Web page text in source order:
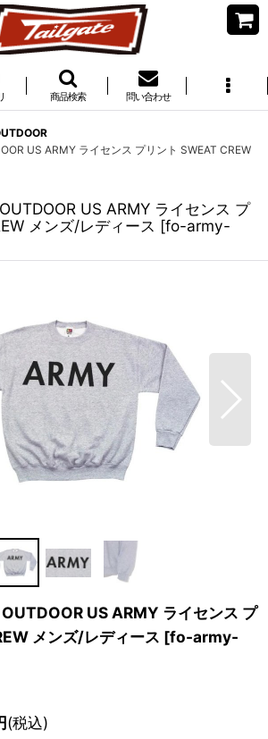
商品検索 問い合わせ
US ARMY ライセンス プリント SWEAT CREW
US ARMY ライセンス プ
メンズ/レディース [fo-army-
OUTDOOR US ARMY ライセンス プ
メンズ/レディース [fo-army-
(税込)